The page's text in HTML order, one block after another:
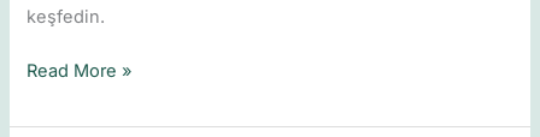
keşfedin.
Read More »